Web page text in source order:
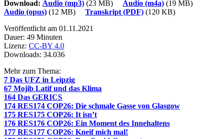
Download: Audio (mp3) (23 MB) Audio (m4a) (19 MB)
Audio (opus) (12 MB) Transkript (PDF) (120 KB)
Veröffentlicht am 01.11.2021
Dauer: 49 Minuten
Lizenz: CC-BY 4.0
Downloads: 34.036
Mehr zum Thema:
7 Das UFZ in Leipzig
67 Mojib Latif und das Klima
164 Das GERICS
174 RES174 COP26: Die schmale Gasse von Glasgow
175 RES175 COP26: It isn’t
176 RES176 COP26: Ein Moment des Innehaltens
177 RES177 COP26: Kneif mich mal!